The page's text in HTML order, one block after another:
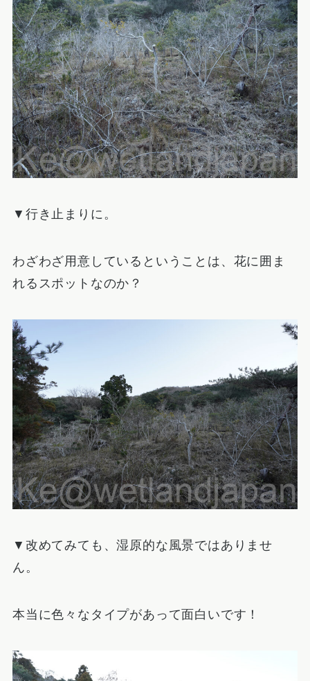
▼行き止まりに。
わざわざ用意しているということは、花に囲ま
れるスポットなのか？
▼改めてみても、湿原的な風景ではありませ
ん。
本当に色々なタイプがあって面白いです！